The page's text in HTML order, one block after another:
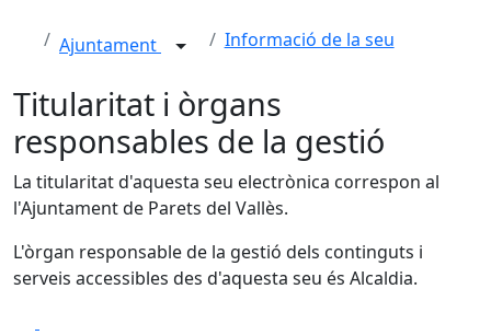
Ajuntament Informació de la seu
Titularitat i òrgans
responsables de la gestió
La titularitat d'aquesta seu electrònica correspon al
l'Ajuntament de Parets del Vallès.
L'òrgan responsable de la gestió dels continguts i
serveis accessibles des d'aquesta seu és Alcaldia.